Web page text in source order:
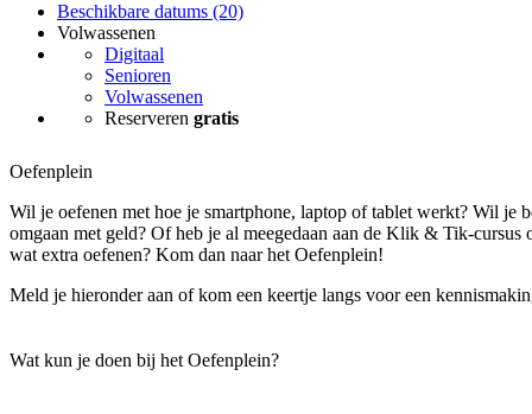
Beschikbare datums (20)
Volwassenen
Digitaal
Senioren
Volwassenen
Reserveren gratis
Oefenplein
Wil je oefenen met hoe je smartphone, laptop of tablet werkt? Wil je
omgaan met geld? Of heb je al meegedaan aan de Klik & Tik-
wat extra oefenen? Kom dan naar het Oefenplein!
Meld je hieronder aan of kom een keertje langs voor een
Wat kun je doen bij het Oefenplein?